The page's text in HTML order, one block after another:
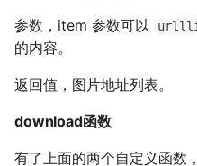
如何创建持久化 Redis 容
器？
如何解决Docker环境时区问
使用 Pecl 安装 mongo驱动
测试 Kubernetes 问题随笔
如何迁移 Redmine 到
XenServer 安装 OpenSuse
13.2
XenServer tapdisk
Nginx 配置防盗链功能
Mysql status状态信息
Mysql truncate 清空表数据
Mysql explain 分析慢查询
Ubuntu 安装 pip3
络
Cisco 交换机常用命令
控
Zabbix 设置Agent脚本超时
Windows Server 2003 配
用户单会话
Windows diskpart 命令
阿里云故障服务不敢恭维
使用CDN为网站加速
参数，item 参数可以
的内容。
返回值，图片地址列表。
download函数
有了上面的两个自定义函数